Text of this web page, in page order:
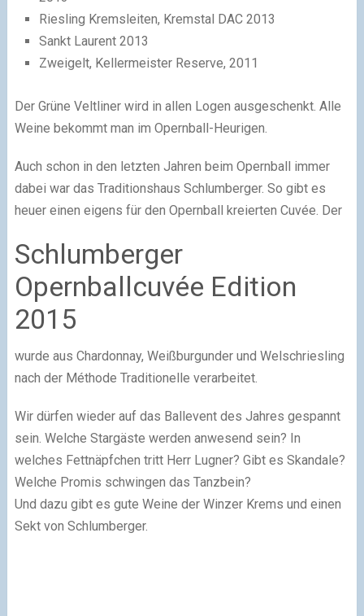
Riesling Kremsleiten, Kremstal DAC 2013
Sankt Laurent 2013
Zweigelt, Kellermeister Reserve, 2011
Der Grüne Veltliner wird in allen Logen ausgeschenkt. Alle
Weine bekommt man im Opernball-Heurigen.
Auch schon in den letzten Jahren beim Opernball immer
dabei war das Traditionshaus Schlumberger. So gibt es
heuer einen eigens für den Opernball kreierten Cuvée. Der
Schlumberger
Opernballcuvée Edition
2015
wurde aus Chardonnay, Weißburgunder und Welschriesling
nach der Méthode Traditionelle verarbeitet.
Wir dürfen wieder auf das Ballevent des Jahres gespannt
sein. Welche Stargäste werden anwesend sein? In
welches Fettnäpfchen tritt Herr Lugner? Gibt es Skandale?
Welche Promis schwingen das Tanzbein?
Und dazu gibt es gute Weine der Winzer Krems und einen
Sekt von Schlumberger.